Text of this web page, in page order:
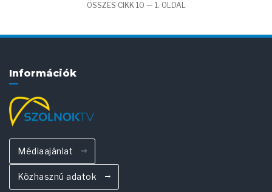
ÖSSZES CIKK 10 — 1. OLDAL
Információk
Médiaajánlat
Közhasznú adatok